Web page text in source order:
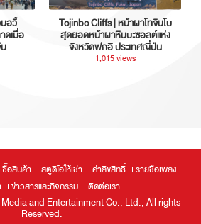
อวี้
ดเมื่อ
Tojinbo Cliffs | หน้าผาโทจินโบ
สุดยอดหน้าผาหินบะซอลต์แห่ง
จังหวัดฟุกุอิ ประเทศญี่ปุ่น
1,015 views
ซื้อสินค้า สตูดิโอให้เช่า ค่าลิขสิทธิ์
รายชื่อเพลง
ข่าวสารและกิจกรรม ติดต่อเรา
and Entertainment Co., Ltd., All rights
Reserved.